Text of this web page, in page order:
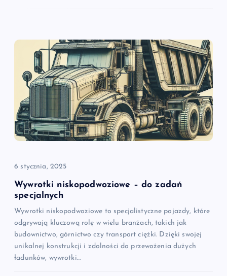
6 stycznia, 2025
Wywrotki niskopodwoziowe – do zadań
specjalnych
Wywrotki niskopodwoziowe to specjalistyczne pojazdy, które
odgrywają kluczową rolę w wielu branżach, takich jak
budownictwo, górnictwo czy transport ciężki. Dzięki swojej
unikalnej konstrukcji i zdolności do przewożenia dużych
ładunków, wywrotki…